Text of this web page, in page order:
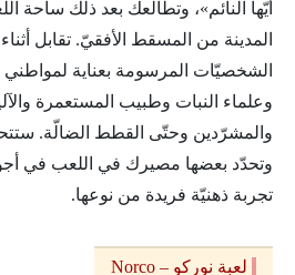
أيّها النائم»، وتطالعك بعد ذلك ساحة
المدينة من المسقط الأفقيّ. تقابل
الشخصيّات المرسومة بعناية
وعلماء النبات وطبيب المستعمرة
والمشرّدين وحتّى القطط الضالّة.
وتحدّد بعضها مصيرك في اللعب في
تجربة ذهنيّة فريدة من نوعها.
لعبة نوركو – Norco